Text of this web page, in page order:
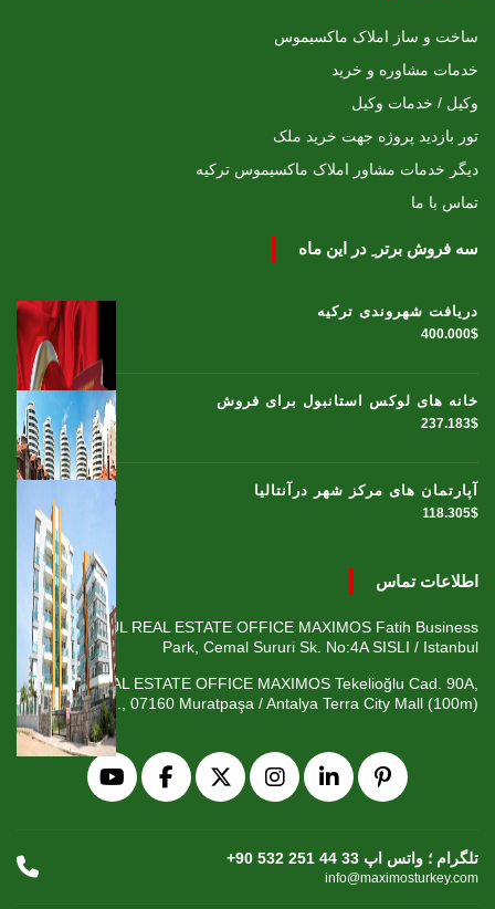
ساخت و ساز املاک ماکسیموس
خدمات مشاوره و خرید
وکیل / خدمات وکیل
تور بازدید پروژه جهت خرید ملک
دیگر خدمات مشاور املاک ماکسیموس ترکیه
تماس با ما
سه فروش برتر ِ در این ماه
دریافت شهروندی ترکیه
400.000$
خانه های لوکس استانبول برای فروش
237.183$
آپارتمان های مرکز شهر درآنتالیا
118.305$
اطلاعات تماس
ISTANBUL REAL ESTATE OFFICE MAXIMOS Fatih Business
Park, Cemal Sururi Sk. No:4A SISLI / Istanbul
ANTALYA REAL ESTATE OFFICE MAXIMOS Tekelioğlu Cad. 90A,
Fener Mah., 07160 Muratpaşa / Antalya Terra City Mall (100m)
+90 532 251 44 33 تلگرام ؛ واتس اپ
info@maximosturkey.com